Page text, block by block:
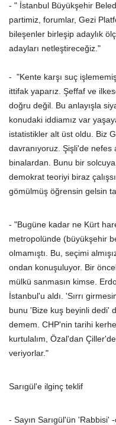
- " İstanbul Büyükşehir
partimiz, forumlar, Gezi
bileşenler birleşip adaylık
adayları netleştireceğiz."
- "Kente karşı suç
ittifak yaparız. Şeffaf ve
doğru değil. Bu anlayışla
konudaki iddiamız var
istatistikler alt üst oldu. Biz
davranıyoruz. Şişli'de nefes
binalardan. Bunu bir
demokrat teoriyi biraz
gömülmüş öğrensin gelsin
- "Bugüne kadar ne Kürt
metropolünde (büyükşehir
olmamıştı. Bu, seçimi
ondan konuşuluyor. Bir
mülkü sanmasın kimse.
İstanbul'u aldı. 'Sırrı
bunu 'Bize kuş beyinli dedi'
demem. CHP'nin tarihi
kurtulalım, Özal'dan
veriyorlar."
Sarıgül'e ilginç teklif
- Sayın Sarıgül'ün 'Rabbisi'